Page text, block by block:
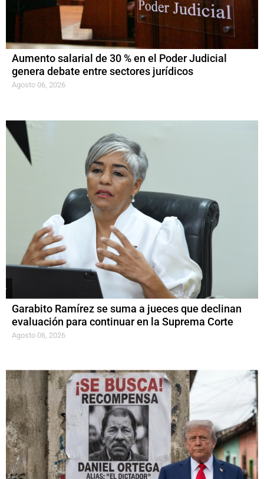
Aumento salarial de 30 % en el Poder Judicial
genera debate entre sectores jurídicos
Agosto 06, 2026
Garabito Ramírez se suma a jueces que declinan
evaluación para continuar en la Suprema Corte
Agosto 06, 2026